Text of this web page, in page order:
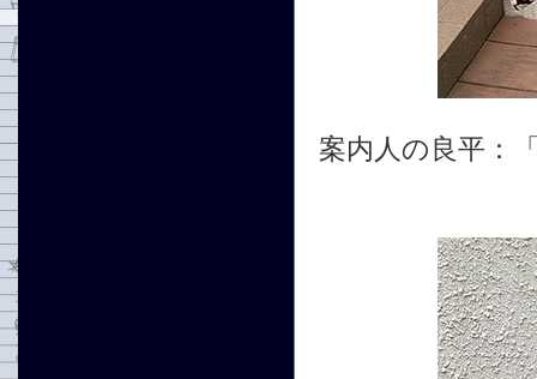
案内人の良平：